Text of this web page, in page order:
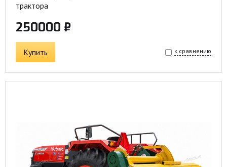
трактора
250000 ₽
Купить к сравнению